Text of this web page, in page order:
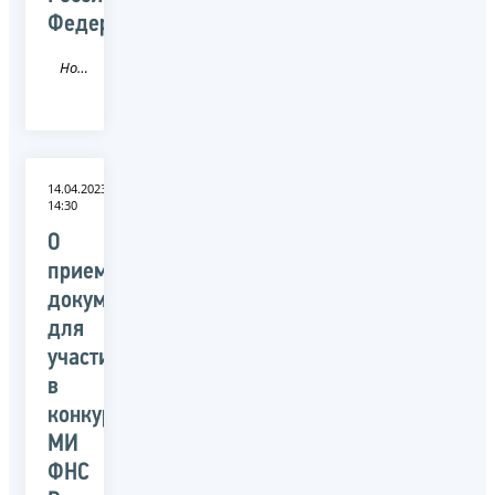
Федерации
Новость
14.04.2023
14:30
О
приеме
документов
для
участия
в
конкурсе
МИ
ФНС